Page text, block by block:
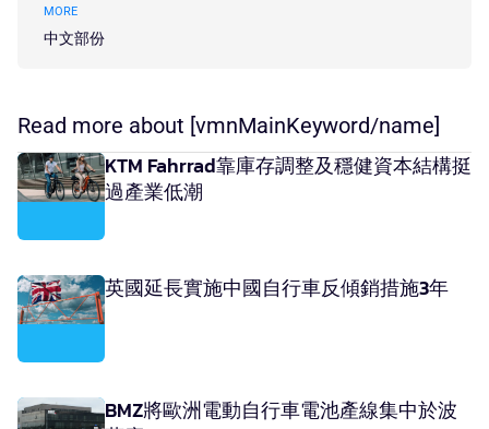
MORE
中文部份
Read more about [vmnMainKeyword/name]
KTM Fahrrad靠庫存調整及穩健資本結構挺
過產業低潮
英國延長實施中國自行車反傾銷措施3年
BMZ將歐洲電動自行車電池產線集中於波